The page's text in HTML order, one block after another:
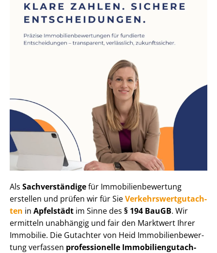
Als Sachverständigefür Im­mo­bi­li­en­be­wer­tung
erstellen und prüfen wir für SieVer­kehrs­wert­gut­ach­
ten in Apfelstädt im Sinne des § 194 BauGB. Wir
ermitteln unabhängig und fair den Marktwert Ihrer
Immobilie. Die Gutachter von Heid Im­mo­bi­li­en­be­wer­
tung verfassen professionelle Im­mo­bi­li­en­gut­ach­